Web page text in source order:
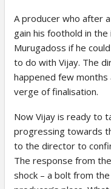
A producer who after
gain his foothold in
Murugadoss if he
to do with Vijay. The
happened few
verge of finalisation.
Now Vijay is ready to
progressing towards
to the director to
The response from
shock – a bolt from